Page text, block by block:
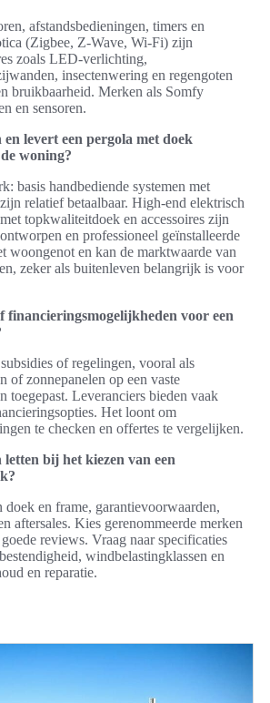
afstandsbedieningen, timers en
(Zigbee, Z-Wave, Wi‑Fi) zijn
zoals LED-verlichting,
insectenwering en regengoten
bruikbaarheid. Merken als Somfy
en sensoren.
levert een pergola met doek
woning?
basis handbediende systemen met
relatief betaalbaar. High-end elektrisch
topkwaliteitdoek en accessoires zijn
en professioneel geïnstalleerde
woongenot en kan de marktwaarde van
zeker als buitenleven belangrijk is voor
financieringsmogelijkheden voor een
of regelingen, vooral als
of zonnepanelen op een vaste
toegepast. Leveranciers bieden vaak
Het loont om
te checken en offertes te vergelijken.
bij het kiezen van een
en frame, garantievoorwaarden,
aftersales. Kies gerenommeerde merken
reviews. Vraag naar specificaties
windbelastingklassen en
en reparatie.